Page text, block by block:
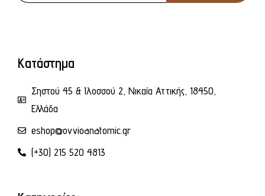
Κατάστημα
Σηστού 45 & Ιλοσσού 2, Νικαία Αττικής, 18450,
Ελλάδα
eshop@ovvioanatomic.gr
(+30) 215 520 4813